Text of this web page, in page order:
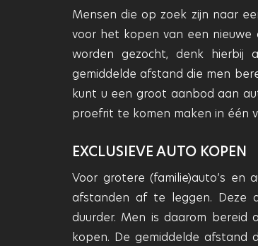
Mensen die op zoek zijn naar
voor het kopen van een nieuwe
worden gezocht, denk hierbij
gemiddelde afstand die men
kunt u een groot aanbod aan
proefrit te komen maken in één
EXCLUSIEVE AUTO KOPEN
Voor grotere (familie)auto’s
afstanden af te leggen. Deze
duurder. Men is daarom
kopen. De gemiddelde afstand